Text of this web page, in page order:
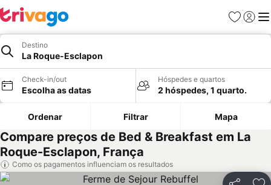
Favoritos
Iniciar
Destino
La Roque-Esclapon
Check-in/out
Escolha as datas
Hóspedes e quartos
2 hóspedes, 1 quarto.
Ordenar Filtrar Mapa
Compare preços de Bed & Breakfast em La
Roque-Esclapon, França
Como os pagamentos influenciam os resultados